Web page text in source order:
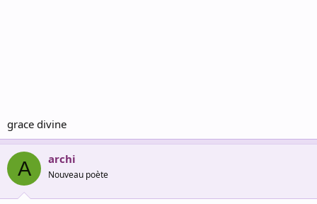
grace divine
A archi
Nouveau poète